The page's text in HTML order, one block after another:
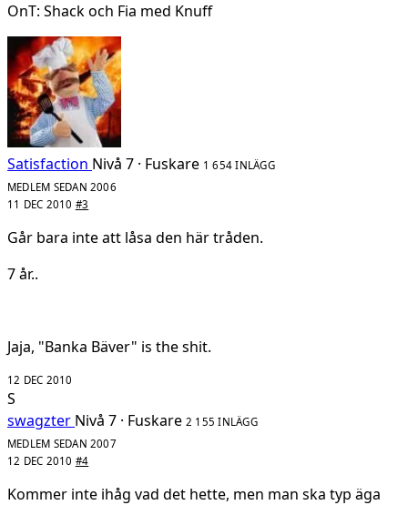
OnT: Shack och Fia med Knuff
Satisfaction Nivå 7 · Fuskare 1 654 INLÄGG
MEDLEM SEDAN 2006
11 DEC 2010 #3
Går bara inte att låsa den här tråden.
7 år..
Jaja, "Banka Bäver" is the shit.
12 DEC 2010
S
swagzter Nivå 7 · Fuskare 2 155 INLÄGG
MEDLEM SEDAN 2007
12 DEC 2010 #4
Kommer inte ihåg vad det hette, men man ska typ äga